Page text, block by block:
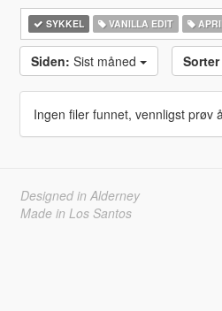
SYKKEL VANILLA EDIT
Siden: Sist måned
Ingen filer funnet, vennligst prøv
Designed in Alderney
Made in Los Santos